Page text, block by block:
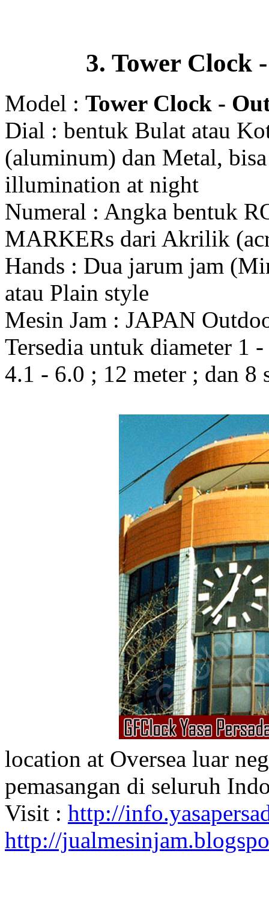
3. Tower Clock
Model : Tower Clock -
Dial : bentuk Bulat atau
(aluminum) dan Metal,
illumination at night
Numeral : Angka bentuk
MARKERs dari Akrilik
Hands : Dua jarum jam
atau Plain style
Mesin Jam : JAPAN
Tersedia untuk diameter 1
4.1 - 6.0 ; 12 meter ; dan 8
location at Oversea luar
pemasangan di seluruh
Visit : http://
http://